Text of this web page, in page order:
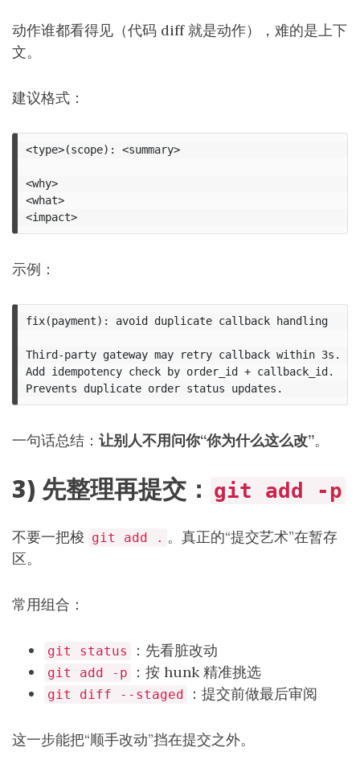
动作谁都看得见（代码 diff 就是动作），难的是上下
文。
建议格式：
<type>(scope): <summary>
<why>
<what>
<impact>
示例：
fix(payment): avoid duplicate callback handling
Third-party gateway may retry callback within 3s.
Add idempotency check by order_id + callback_id.
一句话总结： 让别人不用问你“你为什么这么改”。
3) 先整理再提交： git add -p
不要一把梭 git add . 。真正的“提交艺术”在暂存
区。
常用组合：
git status ：先看脏改动
git add -p ：按 hunk 精准挑选
git diff --staged ：提交前做最后审阅
这一步能把“顺手改动”挡在提交之外。